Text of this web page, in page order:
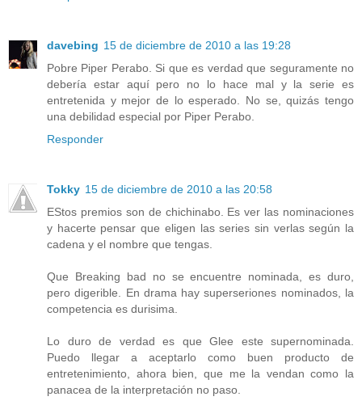
davebing 15 de diciembre de 2010 a las 19:28
Pobre Piper Perabo. Si que es verdad que seguramente no
debería estar aquí pero no lo hace mal y la serie es
entretenida y mejor de lo esperado. No se, quizás tengo
una debilidad especial por Piper Perabo.
Responder
Tokky 15 de diciembre de 2010 a las 20:58
EStos premios son de chichinabo. Es ver las nominaciones
y hacerte pensar que eligen las series sin verlas según la
cadena y el nombre que tengas.
Que Breaking bad no se encuentre nominada, es duro,
pero digerible. En drama hay superseriones nominados, la
competencia es durisima.
Lo duro de verdad es que Glee este supernominada.
Puedo llegar a aceptarlo como buen producto de
entretenimiento, ahora bien, que me la vendan como la
panacea de la interpretación no paso.